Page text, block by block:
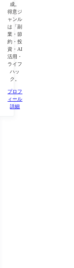
成。
得意ジ
ャンル
は「副
業・節
約・投
資・AI
活用・
ライフ
ハッ
ク。
プロフ
ィール
詳細